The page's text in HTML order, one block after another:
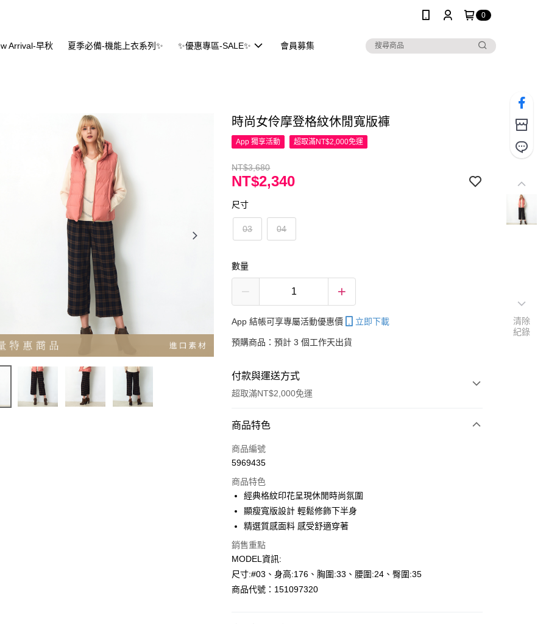
0
Arrival-早秋 夏季必備-機能上衣系列✨ ✨優惠專區-SALE✨ 會員募集
時尚女伶摩登格紋休閒寬版褲
App 獨享活動 超取滿NT$2,000免運
NT$3,680
NT$2,340
尺寸
03 04
數量
App 結帳可享專屬活動優惠價 立即下載
預購商品：預計 3 個工作天出貨
付款與運送方式
超取滿NT$2,000免運
付款方式
信用卡一次付款
LINE Pay
Apple Pay
Google Pay
相關說明
商品特色
商品編號
5969435
商品特色
經典格紋印花呈現休閒時尚氛圍
顯瘦寬版設計 輕鬆修飾下半身
精選質感面料 感受舒適穿著
銷售重點
MODEL資訊:
尺寸:#03、身高:176、胸圍:33、腰圍:24、臀圍:35
商品代號：151097320
清除
紀錄